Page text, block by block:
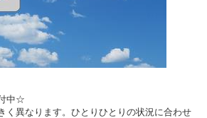
付中☆
く異なります。ひとりひとりの状況に合わせ